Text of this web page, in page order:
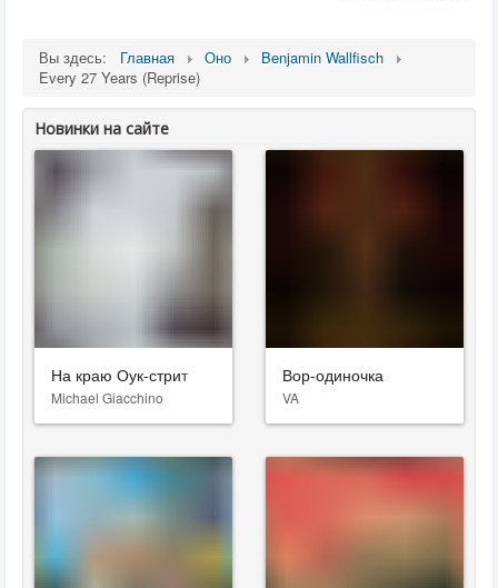
Вы здесь: Главная Оно
Benjamin Wallfisch
Every 27 Years (Reprise)
Новинки на сайте
На краю Оук-стрит
Michael Giacchino
Вор-одиночка
VA